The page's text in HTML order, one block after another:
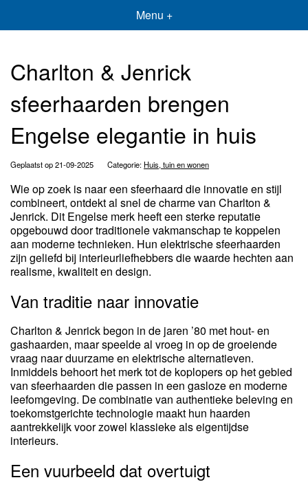
Menu +
Charlton & Jenrick
sfeerhaarden brengen
Engelse elegantie in huis
Geplaatst op 21-09-2025 Categorie: Huis, tuin en wonen
Wie op zoek is naar een sfeerhaard die innovatie en stijl
combineert, ontdekt al snel de charme van Charlton &
Jenrick. Dit Engelse merk heeft een sterke reputatie
opgebouwd door traditionele vakmanschap te koppelen
aan moderne technieken. Hun elektrische sfeerhaarden
zijn geliefd bij interieurliefhebbers die waarde hechten aan
realisme, kwaliteit en design.
Van traditie naar innovatie
Charlton & Jenrick begon in de jaren ’80 met hout- en
gashaarden, maar speelde al vroeg in op de groeiende
vraag naar duurzame en elektrische alternatieven.
Inmiddels behoort het merk tot de koplopers op het gebied
van sfeerhaarden die passen in een gasloze en moderne
leefomgeving. De combinatie van authentieke beleving en
toekomstgerichte technologie maakt hun haarden
aantrekkelijk voor zowel klassieke als eigentijdse
interieurs.
Een vuurbeeld dat overtuigt